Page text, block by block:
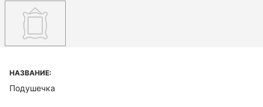
НАЗВАНИЕ:
Подушечка